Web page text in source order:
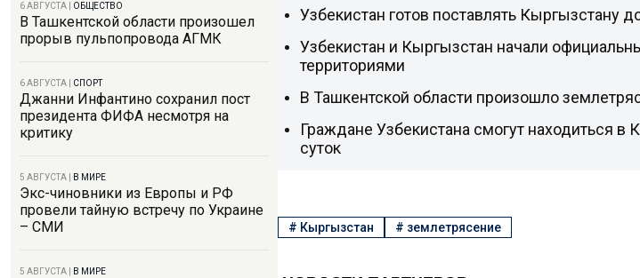
6 АВГУСТА ОБЩЕСТВО
В Ташкентской области произошел
прорыв пульпопровода АГМК
6 АВГУСТА СПОРТ
Джанни Инфантино сохранил пост
президента ФИФА несмотря на
критику
5 АВГУСТА В МИРЕ
Экс-чиновники из Европы и РФ
провели тайную встречу по Украине
– СМИ
5 АВГУСТА В МИРЕ
Узбекистан готов поставлять Кыргызстану
Узбекистан и Кыргызстан начали
территориями
В Ташкентской области произошло
Граждане Узбекистана смогут находиться в
суток
# Кыргызстан # землетрясение